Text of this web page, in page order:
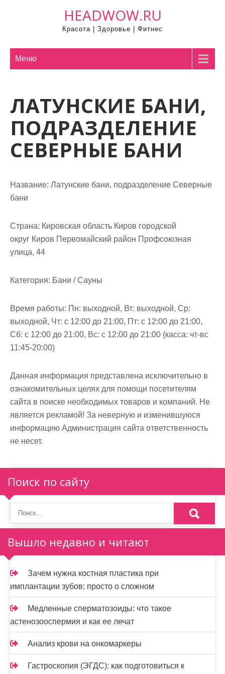
HEADWOW.RU
Красота | Здоровье | Фитнес
Меню
ЛАТУНСКИЕ БАНИ,
ПОДРАЗДЕЛЕНИЕ
СЕВЕРНЫЕ БАНИ
Название: Латунские бани, подразделение Северные
бани
Страна: Кировская область Киров городской
округ Киров Первомайский район Профсоюзная
улица, 44
Категория: Бани / Сауны
Время работы: Пн: выходной, Вт: выходной, Ср:
выходной, Чт: с 12:00 до 21:00, Пт: с 12:00 до 21:00,
Сб: с 12:00 до 21:00, Вс: с 12:00 до 21:00 (касса: чт-вс
11:45-20:00)
Данная информация представлена исключительно в
ознакомительных целях для помощи посетителям
сайта в поиске необходимых товаров и компаний. Не
является рекламой! За неверную и изменившуюся
информацию Администрация сайта ответственность
не несет.
Поиск по сайту
Вышло недавно и читают
Зачем нужна костная пластика при
имплантации зубов: просто о сложном
Медленные сперматозоиды: что такое
астенозооспермия и как ее лечат
Анализ крови на онкомаркеры
Гастроскопия (ЭГДС): как подготовиться к